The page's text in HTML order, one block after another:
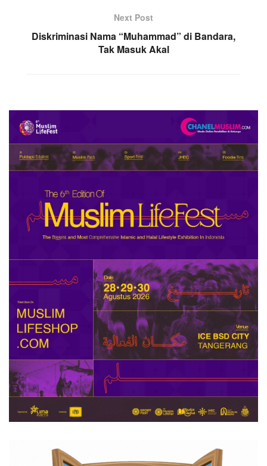
Next Post
Diskriminasi Nama “Muhammad” di Bandara,
Tak Masuk Akal